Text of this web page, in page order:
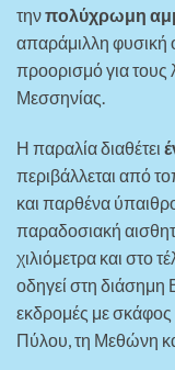
τηνπολύχρωμη
απαράμιλλη φυσική
προορισμό για τους
Μεσσηνίας.
Η παραλία διαθέτει
περιβάλλεται από
και παρθένα
παραδοσιακή
χιλιόμετρα και στο
οδηγεί στη διάσημη
εκδρομές με σκάφος
Πύλου, τη Μεθώνη